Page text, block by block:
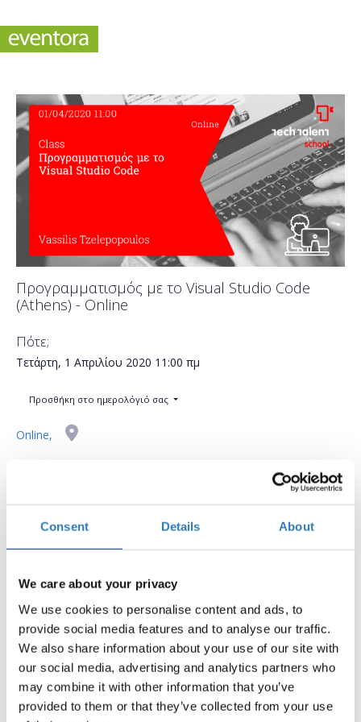
Consent Details About
We care about your privacy
We use cookies to personalise content and ads, to
provide social media features and to analyse our traffic.
We also share information about your use of our site with
our social media, advertising and analytics partners who
may combine it with other information that you’ve
provided to them or that they’ve collected from your use
Προγραμματισμός με το Visual Studio Code
(Athens) - Online
Πότε;
Τετάρτη, 1 Απριλίου 2020 11:00 πμ
Προσθήκη στο ημερολόγιό σας
Online,
Η περίοδος εγγραφών έχει λήξει.
Σε ποιούς απευθύνεται:
Άτομα που επιθυμούν να γνωρίσουν το περιβάλλον
εργασίας του Visual Studio Code και τις δυνατότητες που
προσφέρει.
Σύντομη περιγραφή: